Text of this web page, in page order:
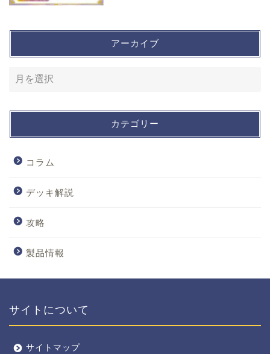
アーカイブ
カテゴリー
コラム
デッキ解説
攻略
製品情報
サイトについて
サイトマップ